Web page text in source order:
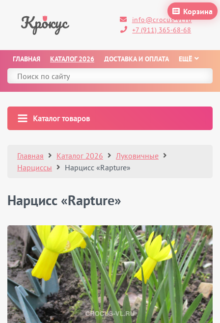
Корзина
info@crocus-vl.ru
+7 (911) 365-68-68
ГЛАВНАЯ КАТАЛОГ 2026 ДОСТАВКА И ОПЛАТА ЕЩЁ
Каталог товаров
Главная Каталог 2026
Луковичные
Нарциссы
Нарцисс «Rapture»
Нарцисс «Rapture»